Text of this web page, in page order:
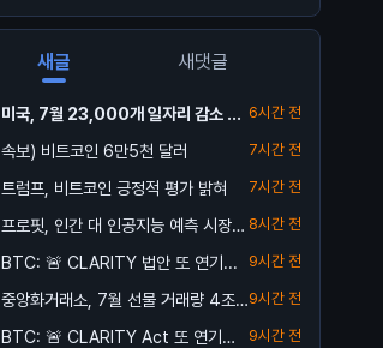
새글 새댓글
미국, 7월 23,000개 일자리 감소 발 6시간 전
속보) 비트코인 6만5천 달러 7시간 전
트럼프, 비트코인 긍정적 평가 밝혀 7시간 전
프로핏, 인간 대 인공지능 예측 시장
8시간 전
BTC: 🚨 CLARITY 법안 또 연기... 9시간 전
중앙화거래소, 7월 선물 거래량 4조
9시간 전
BTC: 🚨 CLARITY Act 또 연기… 9시간 전